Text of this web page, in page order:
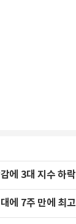
에 3대 지수 하락
에 7주 만에 최고